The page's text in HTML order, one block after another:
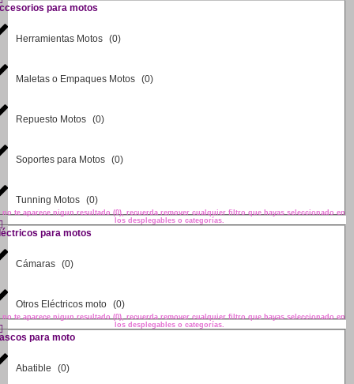
para motos
Herramientas Motos (0)
Maletas o Empaques Motos (0)
Repuesto Motos (0)
Soportes para Motos (0)
Tunning Motos (0)
para motos
no te aparece nigun resultado (0), recuerda remover cualquier filtro que hayas seleccionado en
los desplegables o categorías.
Cámaras (0)
Otros Eléctricos moto (0)
para moto
no te aparece nigun resultado (0), recuerda remover cualquier filtro que hayas seleccionado en
los desplegables o categorías.
Abatible (0)